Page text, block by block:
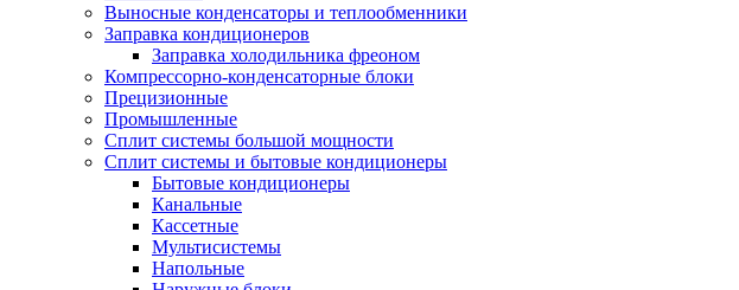
Выносные конденсаторы и теплообменники
Заправка кондиционеров
Заправка холодильника фреоном
Компрессорно-конденсаторные блоки
Прецизионные
Промышленные
Сплит системы большой мощности
Сплит системы и бытовые кондиционеры
Бытовые кондиционеры
Канальные
Кассетные
Мультисистемы
Напольные